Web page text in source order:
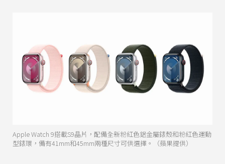
Apple Watch 9搭載S9晶片，配備全新粉紅色鋁金屬錶殼和粉紅色運動
型錶環，備有41mm和45mm兩種尺寸可供選擇。（蘋果提供）